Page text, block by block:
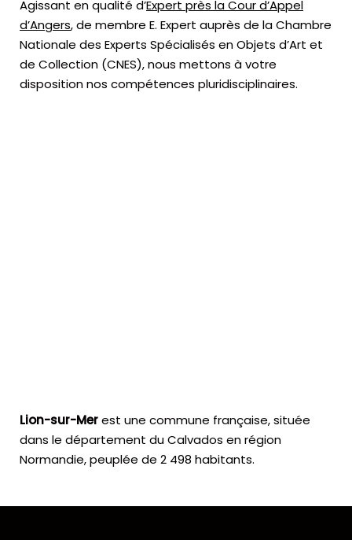
Agissant en qualité d’Expert près la Cour d’Appel
d’Angers, de membre E. Expert auprès de laChambre
Nationale des Experts Spécialisés en Objets d’Art et
de Collection (CNES),nous mettons à votre
disposition nos compétences pluridisciplinaires.
Lion-sur-Merest une commune française, située
dans le département du Calvados en région
Normandie, peuplée de 2 498 habitants.